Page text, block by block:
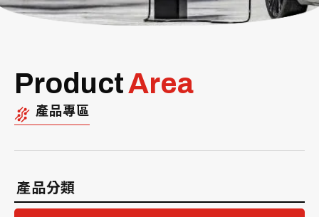
ProductArea
產品專區
產品分類